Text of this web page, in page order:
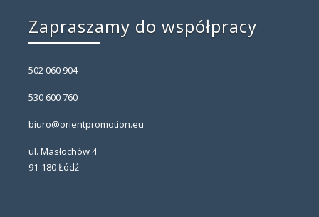
Zapraszamy do współpracy
502 060 904
530 600 760
biuro@orientpromotion.eu
ul. Masłochów 4
91-180 Łódź